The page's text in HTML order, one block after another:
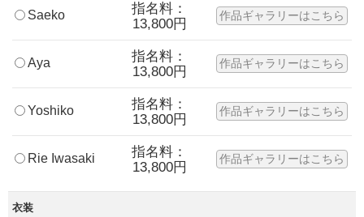
Saeko
指名料：
13,800円
作品ギャラリーはこちら
Aya
指名料：
13,800円
作品ギャラリーはこちら
Yoshiko
指名料：
13,800円
作品ギャラリーはこちら
Rie Iwasaki
指名料：
13,800円
作品ギャラリーはこちら
衣装